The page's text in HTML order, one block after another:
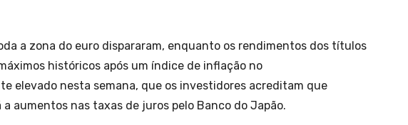
a zona do euro dispararam, enquanto os rendimentos dos títulos
históricos após um índice de inflação no
elevado nesta semana, que os investidores acreditam que
aumentos nas taxas de juros pelo Banco do Japão.